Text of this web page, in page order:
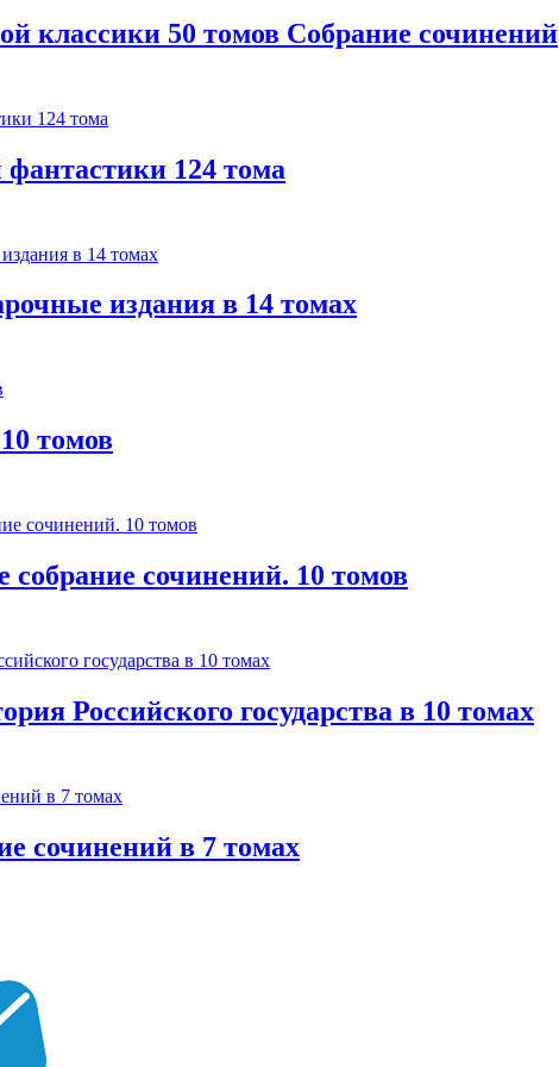
классики 50 томов Собрание сочинений
124 тома
издания в 14 томах
томов
собрание сочинений. 10 томов
Российского государства в 10 томах
сочинений в 7 томах